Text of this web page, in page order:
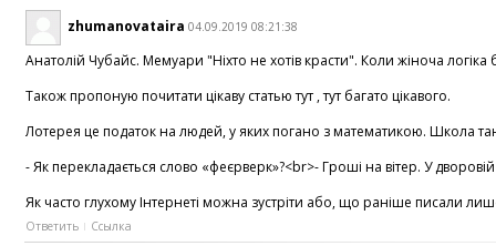
zhumanovataira 04.09.2019 08:21:38
Анатолій Чубайс. Мемуари "Ніхто не хотів красти". Коли жіноча
Також пропоную почитати цікаву статью тут , тут багато цікавого.
Лотерея це податок на людей, у яких погано з математикою. Школа
- Як перекладається слово «феєрверк»?<br>- Гроші на вітер. У
Як часто глухому Інтернеті можна зустріти або, що раніше писали
Ответить Ссылка